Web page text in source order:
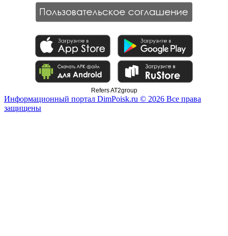
Refers AT2group
Информационный портал DimPoisk.ru © 2026 Все права
защищены